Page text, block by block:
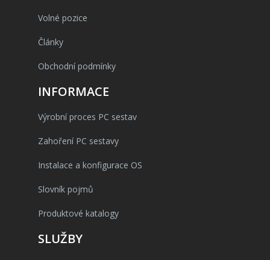
Volné pozice
Články
Obchodní podmínky
INFORMACE
Výrobní proces PC sestav
Zahoření PC sestavy
Instalace a konfigurace OS
Slovník pojmů
Produktové katalogy
SLUŽBY